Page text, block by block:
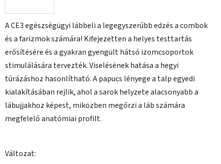
A CE3 egészségügyi lábbeli a legegyszerűbb edzés a combok
és a farizmok számára! Kifejezetten a helyes testtartás
erősítésére és a gyakran gyengült hátsó izomcsoportok
stimulálására tervezték. Viselésének hatása a hegyi
túrázáshoz hasonlítható. A papucs lényege a talp egyedi
kialakításában rejlik, ahol a sarok helyzete alacsonyabb a
lábujjakhoz képest, miközben megőrzi a láb számára
megfelelő anatómiai profilt.
Változat: